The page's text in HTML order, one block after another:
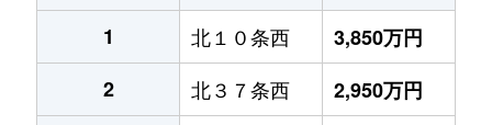
1
北１０条西
3,850万円
2
北３７条西
2,950万円